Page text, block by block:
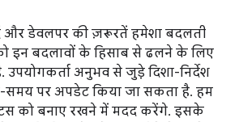
और डेवलपर की ज़रूरतें हमेशा बदलती
को इन बदलावों के हिसाब से ढलने के लिए
उपयोगकर्ता अनुभव से जुड़े दिशा-निर्देश
पर अपडेट किया जा सकता है. हम
को बनाए रखने में मदद करेंगे. इसके